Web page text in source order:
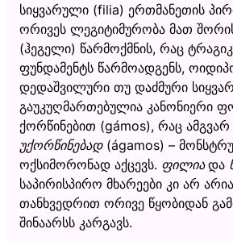
სიყვარული (filia) ერთმანეთის
ორივეს ლეგიტიმურობა მათ
(ჰეგელი) წარმოქმნის, რაც
ფუნდამენტს წარმოადგენს,
დედაშვილური თუ დაძმური
გაუკუღმართებულია კანონიერი
ქორწინებით (gámos), რაც ამგვარ
უქორწინებად(ágamos) –
ოქსიმორონად აქცევს. ფილიადა
საპირისპირო მხარეები კი არ
თანხვედრით ორივე წყობიდან
შინაარსს კარგავს.